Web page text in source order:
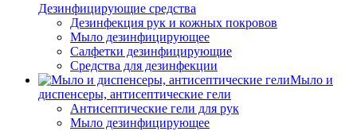
Дезинфицирующие средства
Дезинфекция рук и кожных покровов
Мыло дезинфицирующее
Салфетки дезинфицирующие
Средства для дезинфекции
Мыло и
диспенсеры, антисептические гели
Антисептические гели для рук
Мыло дезинфицирующее